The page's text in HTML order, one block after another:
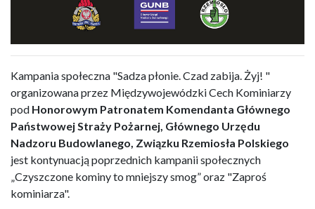
Kampania społeczna "Sadza płonie. Czad zabija. Żyj! "
organizowana przez Międzywojewódzki Cech Kominiarzy
pod Honorowym Patronatem Komendanta Głównego
Państwowej Straży Pożarnej, Głównego Urzędu
Nadzoru Budowlanego, Związku Rzemiosła Polskiego
jest kontynuacją poprzednich kampanii społecznych
„Czyszczone kominy to mniejszy smog” oraz "Zaproś
kominiarza".